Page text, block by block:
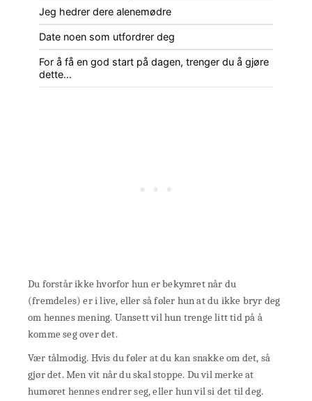
Jeg hedrer dere alenemødre
Date noen som utfordrer deg
For å få en god start på dagen, trenger du å gjøre
dette…
Du forstår ikke hvorfor hun er bekymret når du
(fremdeles) er i live, eller så føler hun at du ikke bryr deg
om hennes mening. Uansett vil hun trenge litt tid på å
komme seg over det.
Vær tålmodig. Hvis du føler at du kan snakke om det, så
gjør det. Men vit når du skal stoppe. Du vil merke at
humøret hennes endrer seg, eller hun vil si det til deg.